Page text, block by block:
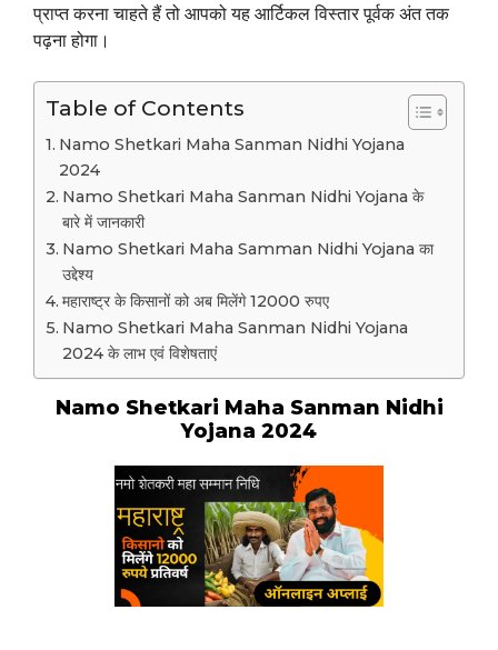
प्राप्त करना चाहते हैं तो आपको यह आर्टिकल विस्तार पूर्वक अंत तक
पढ़ना होगा।
Table of Contents
Namo Shetkari Maha Sanman Nidhi Yojana
2024
Namo Shetkari Maha Sanman Nidhi Yojana के
बारे में जानकारी
Namo Shetkari Maha Samman Nidhi Yojana का
उद्देश्य
महाराष्ट्र के किसानों को अब मिलेंगे 12000 रुपए
Namo Shetkari Maha Sanman Nidhi Yojana
2024 के लाभ एवं विशेषताएं
Namo Shetkari Maha Sanman Nidhi
Yojana 2024